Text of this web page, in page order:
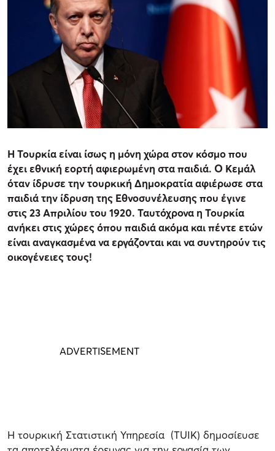
Η Τουρκία είναι ίσως η μόνη χώρα στον κόσμο που
έχει εθνική εορτή αφιερωμένη στα παιδιά. Ο Κεμάλ
όταν ίδρυσε την τουρκική Δημοκρατία αφιέρωσε στα
παιδιά την ίδρυση της Εθνοσυνέλευσης που έγινε
στις 23 Απριλίου του 1920. Ταυτόχρονα η Τουρκία
ανήκει στις χώρες όπου παιδιά ακόμα και πέντε ετών
είναι αναγκασμένα να εργάζονται και να συντηρούν τις
οικογένειες τους!
Η τουρκική Στατιστική Υπηρεσία (TUIK) δημοσίευσε